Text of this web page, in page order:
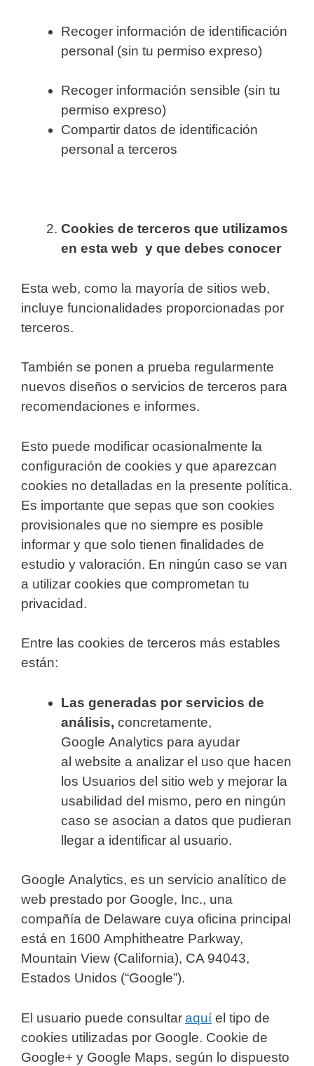
Recoger información de identificación
personal (sin tu permiso expreso)
Recoger información sensible (sin tu
permiso expreso)
Compartir datos de identificación
personal a terceros
Cookies de terceros que utilizamos
en esta web y que debes conocer
Esta web, como la mayoría de sitios web,
incluye funcionalidades proporcionadas por
terceros.
También se ponen a prueba regularmente
nuevos diseños o servicios de terceros para
recomendaciones e informes.
Esto puede modificar ocasionalmente la
configuración de cookies y que aparezcan
cookies no detalladas en la presente política.
Es importante que sepas que son cookies
provisionales que no siempre es posible
informar y que solo tienen finalidades de
estudio y valoración. En ningún caso se van
a utilizar cookies que comprometan tu
privacidad.
Entre las cookies de terceros más estables
están:
Las generadas por servicios de
análisis, concretamente,
Google Analytics para ayudar
al website a analizar el uso que hacen
los Usuarios del sitio web y mejorar la
usabilidad del mismo, pero en ningún
caso se asocian a datos que pudieran
llegar a identificar al usuario.
Google Analytics, es un servicio analítico de
web prestado por Google, Inc., una
compañía de Delaware cuya oficina principal
está en 1600 Amphitheatre Parkway,
Mountain View (California), CA 94043,
Estados Unidos (“Google”).
El usuario puede consultaraquí el tipo de
cookies utilizadas por Google. Cookie de
Google+ y Google Maps, según lo dispuesto